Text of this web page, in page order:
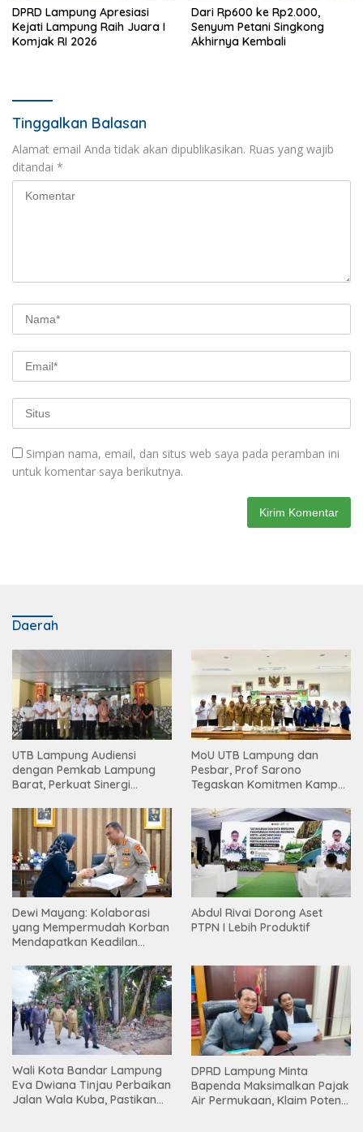
DPRD Lampung Apresiasi
Kejati Lampung Raih Juara I
Komjak RI 2026
Dari Rp600 ke Rp2.000,
Senyum Petani Singkong
Akhirnya Kembali
Tinggalkan Balasan
Alamat email Anda tidak akan dipublikasikan. Ruas yang wajib
ditandai *
Simpan nama, email, dan situs web saya pada peramban ini
untuk komentar saya berikutnya.
Daerah
UTB Lampung Audiensi
dengan Pemkab Lampung
Barat, Perkuat Sinergi
Tinggi
MoU UTB Lampung dan
Pesbar, Prof Sarono
Tegaskan Komitmen Kampus
Masyarakat
Dewi Mayang: Kolaborasi
yang Mempermudah Korban
Mendapatkan Keadilan
Abdul Rivai Dorong Aset
PTPN I Lebih Produktif
Wali Kota Bandar Lampung
Eva Dwiana Tinjau Perbaikan
Jalan Wala Kuba, Pastikan
DPRD Lampung Minta
Bapenda Maksimalkan Pajak
Air Permukaan, Klaim Potensi